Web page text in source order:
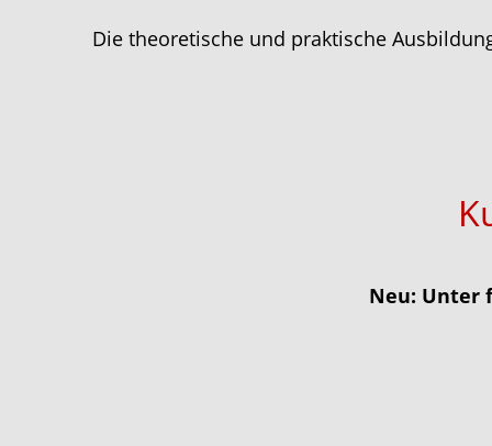
Die theoretische und praktische
Neu: Unter